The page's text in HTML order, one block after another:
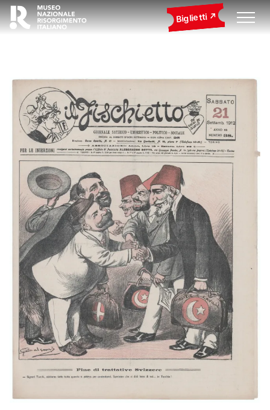
Biglietti